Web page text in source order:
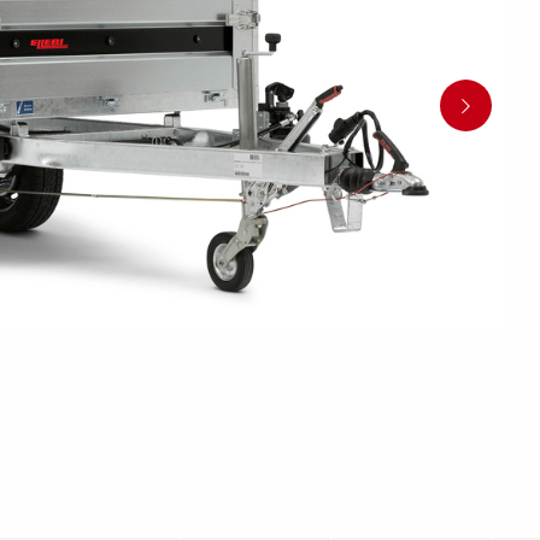
per
acquatici
anteriori
Equipaggiamenti
per carico
Scatole porta
attrezzi
Argani
Controlli prima di partire
Schema elettrico
Sicurezza della barca